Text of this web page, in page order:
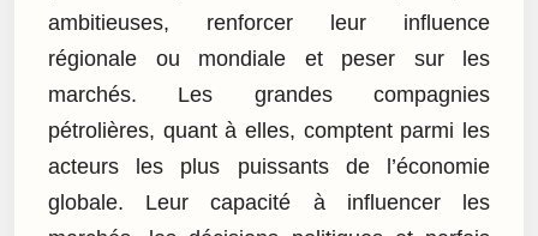
ambitieuses, renforcer leur influence
régionale ou mondiale et peser sur les
marchés. Les grandes compagnies
pétrolières, quant à elles, comptent parmi les
acteurs les plus puissants de l’économie
globale. Leur capacité à influencer les